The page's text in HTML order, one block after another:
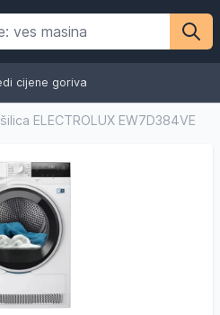
cijene goriva
ELECTROLUX EW7D384VE